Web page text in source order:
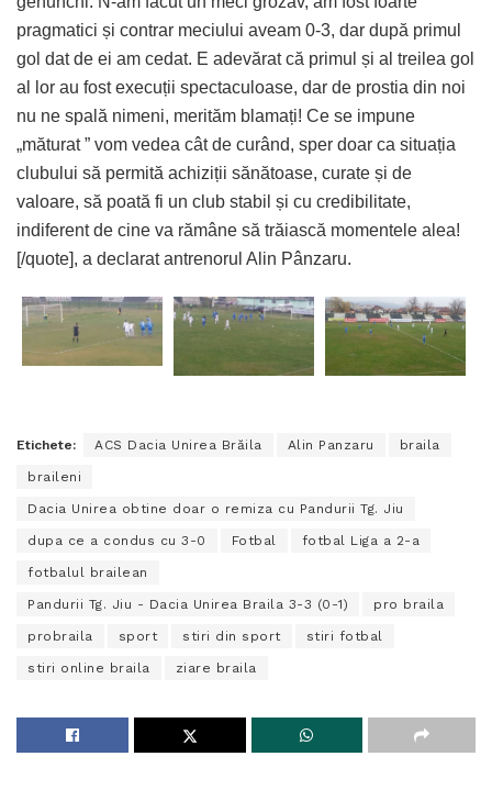
pragmatici și contrar meciului aveam 0-3, dar după primul
gol dat de ei am cedat. E adevărat că primul și al treilea gol
al lor au fost execuții spectaculoase, dar de prostia din noi
nu ne spală nimeni, merităm blamați! Ce se impune
„măturat ” vom vedea cât de curând, sper doar ca situația
clubului să permită achiziții sănătoase, curate și de
valoare, să poată fi un club stabil și cu credibilitate,
indiferent de cine va rămâne să trăiască momentele alea!
[/quote], a declarat antrenorul Alin Pânzaru.
Etichete: ACS Dacia Unirea Brăila Alin Panzaru braila
braileni
Dacia Unirea obtine doar o remiza cu Pandurii Tg. Jiu
dupa ce a condus cu 3-0 Fotbal fotbal Liga a 2-a
fotbalul brailean
Pandurii Tg. Jiu - Dacia Unirea Braila 3-3 (0-1) pro braila
probraila sport stiri din sport stiri fotbal
stiri online braila ziare braila